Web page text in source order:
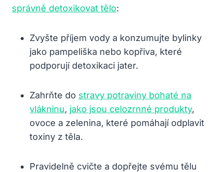
správně detoxikovat tělo:
Zvyšte příjem vody a konzumujte bylinky
jako pampeliška nebo kopřiva, které
podporují detoxikaci jater.
Zahrňte do stravy potraviny bohaté na
vlákninu, jako jsou celozrnné produkty,
ovoce a zelenina, které pomáhají odplavit
toxiny z těla.
Pravidelně cvičte a dopřejte svému tělu